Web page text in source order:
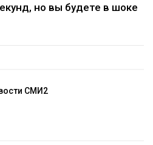
но вы будете в шоке
СМИ2